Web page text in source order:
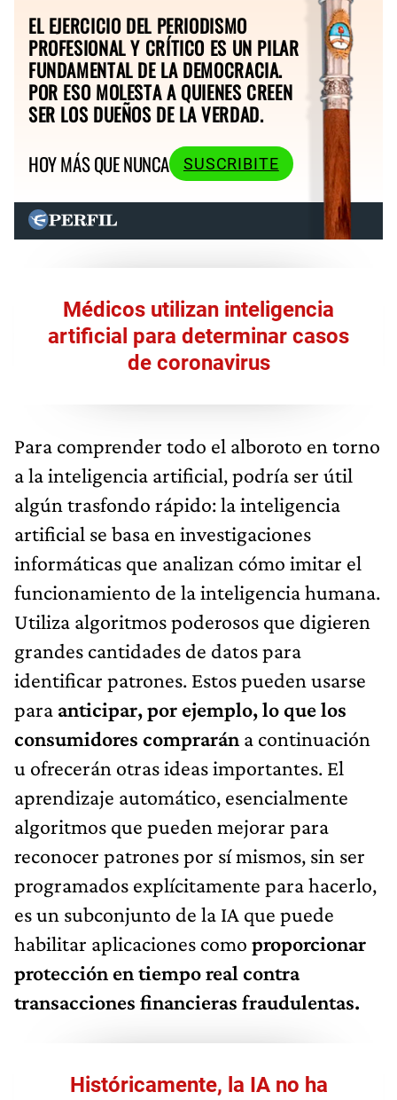
EL EJERCICIO DEL PERIODISMO
PROFESIONAL Y CRÍTICO ES UN PILAR
FUNDAMENTAL DE LA DEMOCRACIA.
POR ESO MOLESTA A QUIENES CREEN
SER LOS DUEÑOS DE LA VERDAD.
HOY MÁS QUE NUNCA
SUSCRIBITE
Médicos utilizan inteligencia
artificial para determinar casos
de coronavirus
Para comprender todo el alboroto en torno
a la inteligencia artificial, podría ser útil
algún trasfondo rápido: la inteligencia
artificial se basa en investigaciones
informáticas que analizan cómo imitar el
funcionamiento de la inteligencia humana.
Utiliza algoritmos poderosos que digieren
grandes cantidades de datos para
identificar patrones. Estos pueden usarse
para anticipar, por ejemplo, lo que los
consumidores comprarán a continuación
u ofrecerán otras ideas importantes. El
aprendizaje automático, esencialmente
algoritmos que pueden mejorar para
reconocer patrones por sí mismos, sin ser
programados explícitamente para hacerlo,
es un subconjunto de la IA que puede
habilitar aplicaciones como proporcionar
protección en tiempo real contra
transacciones financieras fraudulentas.
Históricamente, la IA no ha